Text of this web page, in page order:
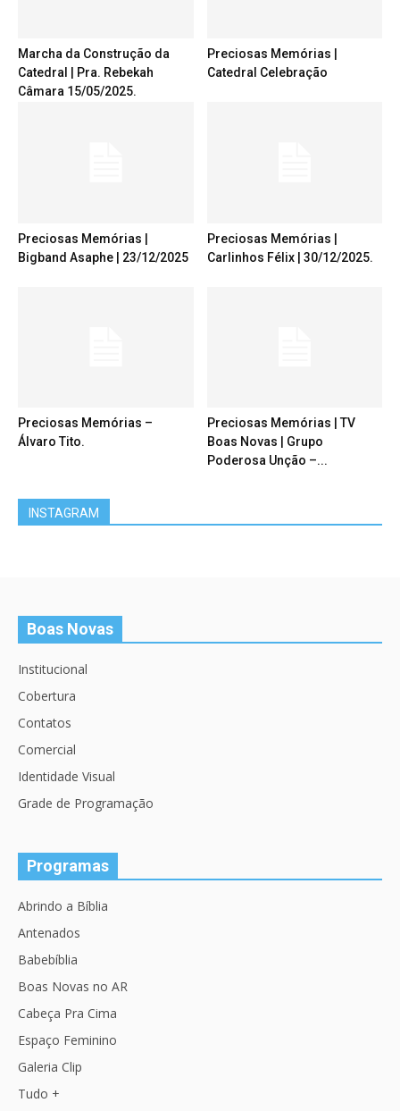
Marcha da Construção da
Catedral | Pra. Rebekah
Câmara 15/05/2025.
Preciosas Memórias |
Catedral Celebração
Preciosas Memórias |
Bigband Asaphe | 23/12/2025
Preciosas Memórias |
Carlinhos Félix | 30/12/2025.
Preciosas Memórias –
Álvaro Tito.
Preciosas Memórias | TV
Boas Novas | Grupo
Poderosa Unção –...
INSTAGRAM
Boas Novas
Institucional
Cobertura
Contatos
Comercial
Identidade Visual
Grade de Programação
Programas
Abrindo a Bíblia
Antenados
Babebíblia
Boas Novas no AR
Cabeça Pra Cima
Espaço Feminino
Galeria Clip
Tudo +